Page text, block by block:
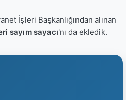
İşleri Başkanlığından alınan
sayım sayacı'nı da ekledik.